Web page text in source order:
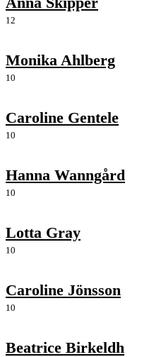
12
Monika Ahlberg
10
Caroline Gentele
10
Hanna Wanngård
10
Lotta Gray
10
Caroline Jönsson
10
Beatrice Birkeldh